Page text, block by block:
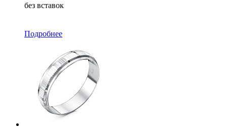
без вставок
Подробнее